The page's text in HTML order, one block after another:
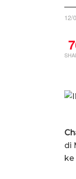
12/
di
ke